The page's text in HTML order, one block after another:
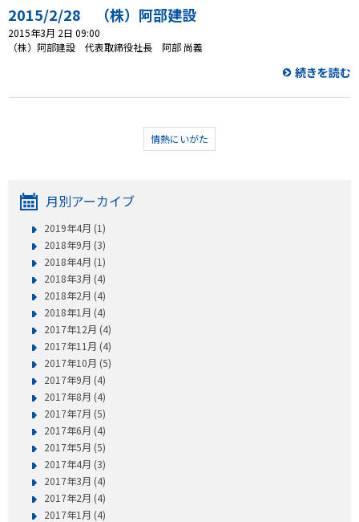
2015/2/28 （株）阿部建設
2015年3月 2日 09:00
（株）阿部建設 代表取締役社長 阿部 尚義
続きを読む
情熱にいがた
月別アーカイブ
2019年4月 (1)
2018年9月 (3)
2018年4月 (1)
2018年3月 (4)
2018年2月 (4)
2018年1月 (4)
2017年12月 (4)
2017年11月 (4)
2017年10月 (5)
2017年9月 (4)
2017年8月 (4)
2017年7月 (5)
2017年6月 (4)
2017年5月 (5)
2017年4月 (3)
2017年3月 (4)
2017年2月 (4)
2017年1月 (4)